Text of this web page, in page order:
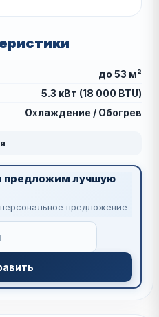
до 53 м²
5.3 кВт (18 000 BTU)
Охлаждение / Обогрев
предложим лучшую
предложение